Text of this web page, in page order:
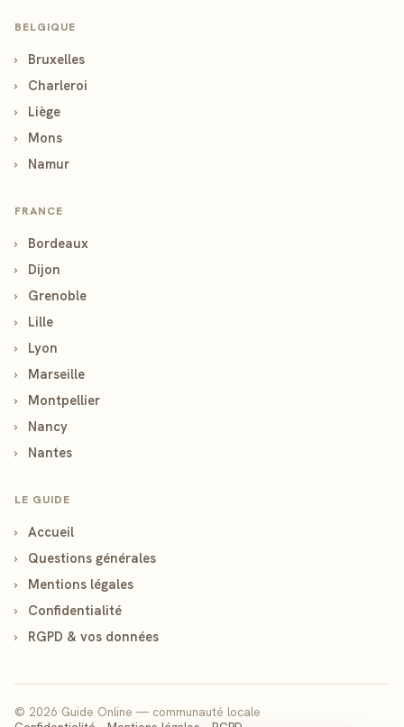
BELGIQUE
›
Bruxelles
›
Charleroi
›
Liège
›
Mons
›
Namur
FRANCE
›
Bordeaux
›
Dijon
›
Grenoble
›
Lille
›
Lyon
›
Marseille
›
Montpellier
›
Nancy
›
Nantes
LE GUIDE
›
Accueil
›
Questions générales
›
Mentions légales
›
Confidentialité
›
RGPD & vos données
© 2026 Guide Online — communauté locale